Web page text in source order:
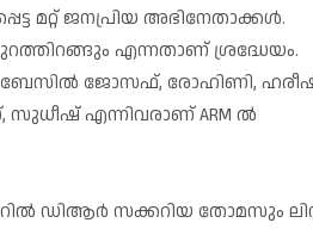
മറ്റ് ജനപ്രിയ അഭിനേതാക്കൾ.
എന്നതാണ് ശ്രദ്ധേയം.
ബേസിൽ ജോസഫ്, രോഹിണി,
സുധീഷ് എന്നിവരാണ് ARM ൽ
ഡിആർ സക്കറിയ തോമസും